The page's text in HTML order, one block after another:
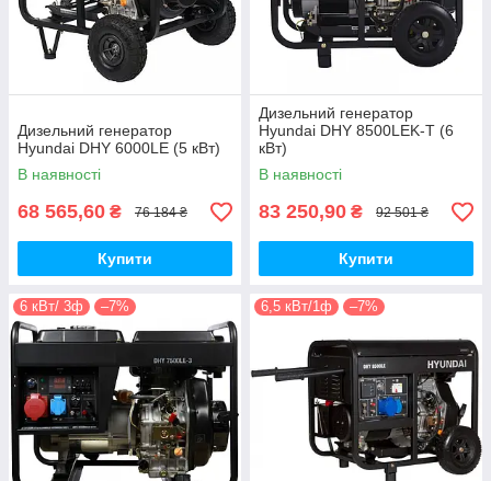
Дизельний генератор
Hyundai DHY 6000LE (5 кВт)
В наявності
68 565,60 ₴ 76 184 ₴
Купити
Дизельний генератор
Hyundai DHY 8500LEK-Т (6
кВт)
В наявності
83 250,90 ₴ 92 501 ₴
Купити
6 кВт/ 3ф –7% 6,5 кВт/1ф –7%